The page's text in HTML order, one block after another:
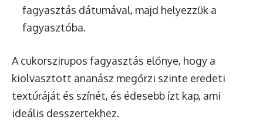
fagyasztás dátumával, majd helyezzük a
fagyasztóba.
A cukorszirupos fagyasztás előnye, hogy a
kiolvasztott ananász megőrzi szinte eredeti
textúráját és színét, és édesebb ízt kap, ami
ideális desszertekhez.